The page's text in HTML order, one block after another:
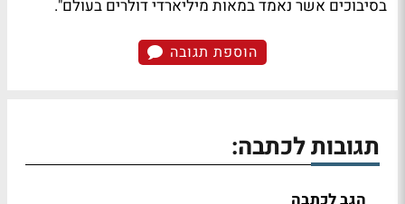
בסיבוכים אשר נאמד במאות מיליארדי דולרים בעולם".
הוספת תגובה
תגובות לכתבה: